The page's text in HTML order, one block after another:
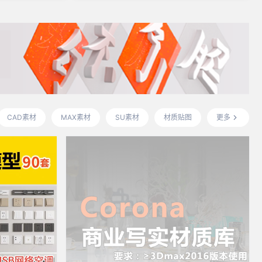
CAD素材 MAX素材 SU素材 材质贴图 更多